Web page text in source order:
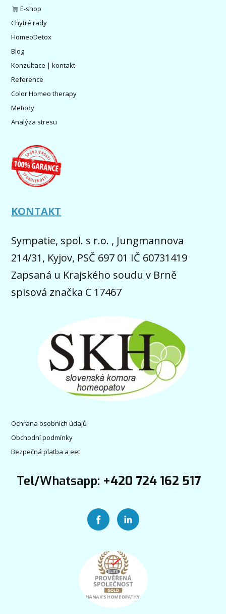
E-shop
Chytré rady
HomeoDetox
Blog
Konzultace | kontakt
Reference
Color Homeo therapy
Metody
Analýza stresu
KONTAKT
Sympatie, spol. s r.o. , Jungmannova
214/31, Kyjov, PSČ 697 01 IČ 60731419
Zapsaná u Krajského soudu v Brně
spisová značka C 17467
Ochrana osobních údajů
Obchodní podmínky
Bezpečná platba a eet
Tel/Whatsapp: +420 724 162 517